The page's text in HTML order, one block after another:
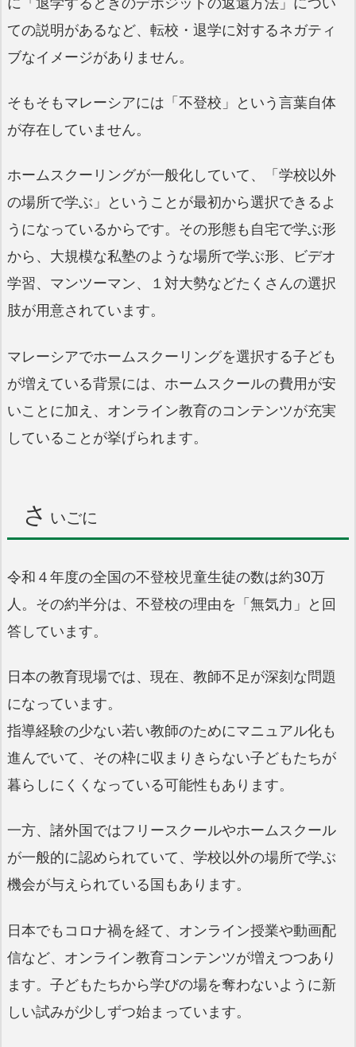
ての説明があるなど、転校・退学に対するネガティ
ブなイメージがありません。
そもそもマレーシアには「不登校」という言葉自体
が存在していません。
ホームスクーリングが一般化していて、「学校以外
の場所で学ぶ」ということが最初から選択できるよ
うになっているからです。その形態も自宅で学ぶ形
から、大規模な私塾のような場所で学ぶ形、ビデオ
学習、マンツーマン、１対大勢などたくさんの選択
肢が用意されています。
マレーシアでホームスクーリングを選択する子ども
が増えている背景には、ホームスクールの費用が安
いことに加え、オンライン教育のコンテンツが充実
していることが挙げられます。
さ いごに
令和４年度の全国の不登校児童生徒の数は約30万
人。その約半分は、不登校の理由を「無気力」と回
答しています。
日本の教育現場では、現在、教師不足が深刻な問題
になっています。
指導経験の少ない若い教師のためにマニュアル化も
進んでいて、その枠に収まりきらない子どもたちが
暮らしにくくなっている可能性もあります。
一方、諸外国ではフリースクールやホームスクール
が一般的に認められていて、学校以外の場所で学ぶ
機会が与えられている国もあります。
日本でもコロナ禍を経て、オンライン授業や動画配
信など、オンライン教育コンテンツが増えつつあり
ます。子どもたちから学びの場を奪わないように新
しい試みが少しずつ始まっています。